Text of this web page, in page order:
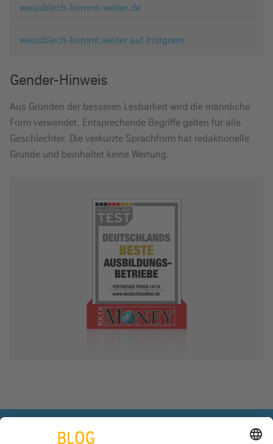
weissblech-kommt-weiter.de
weissblech-kommt.weiter auf Instgram
Gender-Hinweis
Aus Gründen der besseren Lesbarkeit wird die männliche
Form verwendet. Entsprechende Begriffe gelten für alle
Geschlechter. Die verkürzte Sprachform hat redaktionelle
Gründe und beinhaltet keine Wertung.